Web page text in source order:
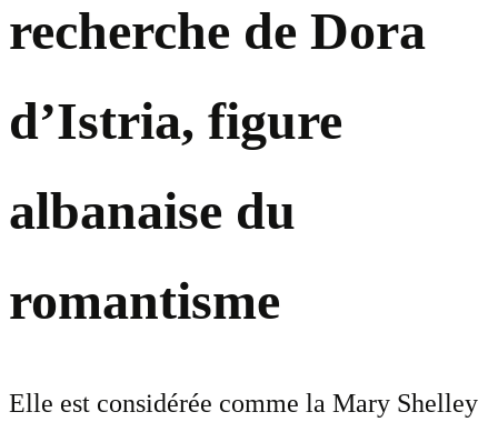
recherche de Dora
d’Istria, figure
albanaise du
romantisme
Elle est considérée comme la Mary Shelley